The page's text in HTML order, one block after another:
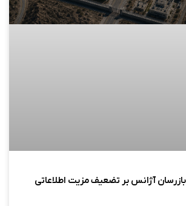
آژانس بر تضعیف مزیت اطلاعاتی